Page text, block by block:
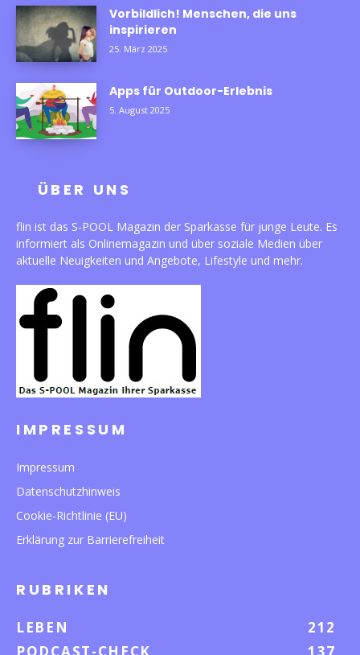
Vorbildlich! Menschen, die uns
inspirieren
25. März 2025
Apps für Outdoor-Erlebnis
5. August 2025
ÜBER UNS
flin ist das S-POOL Magazin der Sparkasse für junge Leute. Es
informiert als Onlinemagazin und über soziale Medien über
aktuelle Neuigkeiten und Angebote, Lifestyle und mehr.
IMPRESSUM
Impressum
Datenschutzhinweis
Cookie-Richtlinie (EU)
Erklärung zur Barrierefreiheit
RUBRIKEN
LEBEN
212